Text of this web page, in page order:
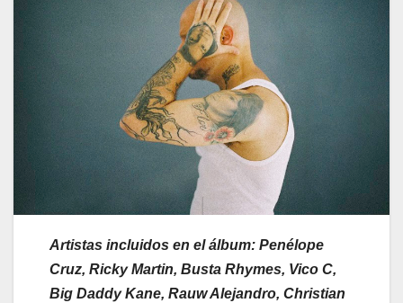
Artistas incluidos en el álbum: Penélope
Cruz, Ricky Martin, Busta Rhymes, Vico C,
Big Daddy Kane, Rauw Alejandro, Christian